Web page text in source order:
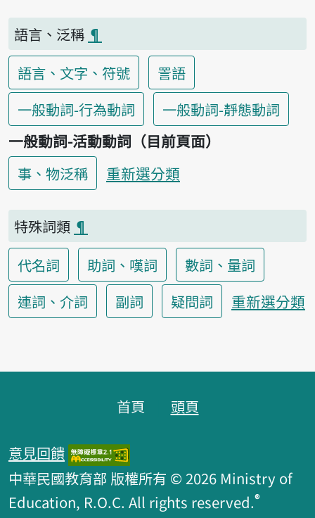
語言、泛稱 ¶
語言、文字、符號
詈語
一般動詞-行為動詞
一般動詞-靜態動詞
一般動詞-活動動詞（目前頁面）
事、物泛稱
重新選分類
特殊詞類 ¶
代名詞
助詞、嘆詞
數詞、量詞
連詞、介詞
副詞 疑問詞 重新選分類
首頁 頭頁
意見回饋
中華民國教育部 版權所有 © 2026 Ministry of
Education, R.O.C. All rights reserved.®